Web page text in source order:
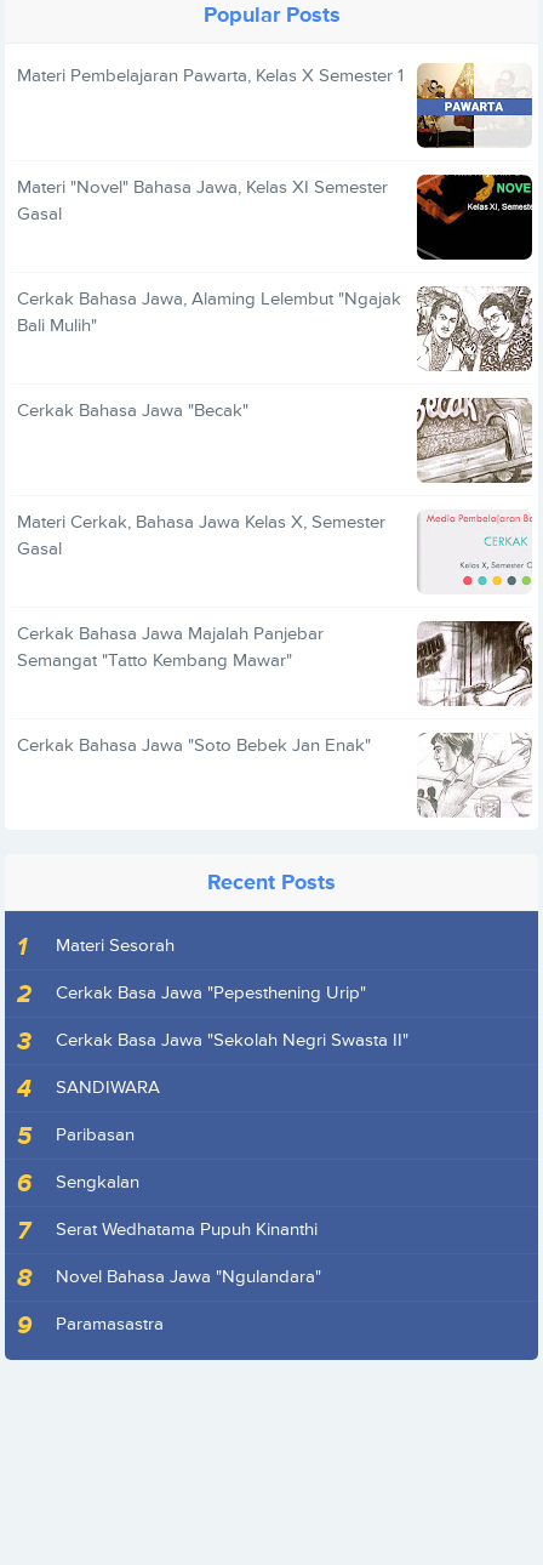
Popular Posts
Materi Pembelajaran Pawarta, Kelas X Semester 1
Materi "Novel" Bahasa Jawa, Kelas XI Semester
Gasal
Cerkak Bahasa Jawa, Alaming Lelembut "Ngajak
Bali Mulih"
Cerkak Bahasa Jawa "Becak"
Materi Cerkak, Bahasa Jawa Kelas X, Semester
Gasal
Cerkak Bahasa Jawa Majalah Panjebar
Semangat "Tatto Kembang Mawar"
Cerkak Bahasa Jawa "Soto Bebek Jan Enak"
Recent Posts
Materi Sesorah
Cerkak Basa Jawa "Pepesthening Urip"
Cerkak Basa Jawa "Sekolah Negri Swasta II"
SANDIWARA
Paribasan
Sengkalan
Serat Wedhatama Pupuh Kinanthi
Novel Bahasa Jawa "Ngulandara"
Paramasastra